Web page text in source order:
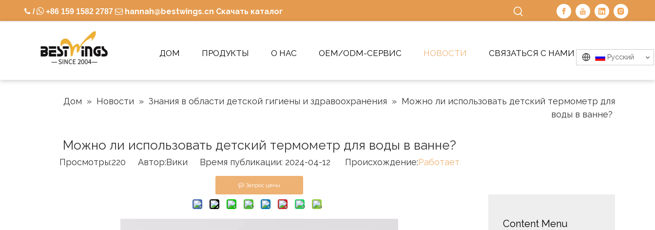
 / +86 159 1582 2787  hannah@bestwings.cn Скачать каталог
ДОМ ПРОДУКТЫ О НАС OEM/ODM-СЕРВИС НОВОСТИ СВЯЗАТЬСЯ С НАМИ Pусский
Дом » Новости » Знания в области детской гигиены и здравоохранения » Можно ли использовать детский термометр для
воды в ванне?
Можно ли использовать детский термометр для воды в ванне?
Просмотры:220 Автор:Вики Время публикации: 2024-04-12 Происхождение:Работает
Запрос цены
Content Menu